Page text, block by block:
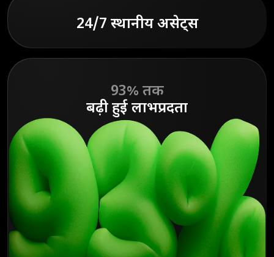
24/7 स्थानीय असेट्स
93% तक
बढ़ी हुई लाभप्रदता